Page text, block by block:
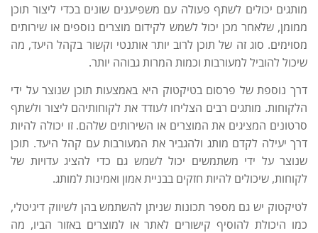
מותגים יכולים לשתף פעולה עם משפיענים שונים בכדי ליצור תוכן
ממומן, שלאחר מכן יכול לשמש לקידום מוצרים נוספים או שירותים
מסוימים. סוג זה של תוכן לרוב יותר אותנטי וקשור בקהל היעד, מה
שיכול להוביל למעורבות וכמות המרות גבוהה יותר.
דרך נוספת של פרסום בטיקטוק היא באמצעות תוכן שנוצר על ידי
הלקוחות. מותגים רבים הצליחו לעודד את לקוחותיהם ליצור ולשתף
סרטונים המציגים את המוצרים או השירותים שלהם. זו יכולה להיות
דרך יעילה לקדם מותג ולהגביר את המעורבות עם קהל היעד. תוכן
שנוצר על ידי משתמשים יכול לשמש גם כדי להציג עדויות של
לקוחות, שיכולים להיות חזקים בבניית אמון ואמינות למותג.
לטיקטוק יש גם מספר תכונות שניתן להשתמש בהן לשיווק דיגיטלי,
כמו היכולת להוסיף קישורים לאתר או למוצרים באזור הביו, מה